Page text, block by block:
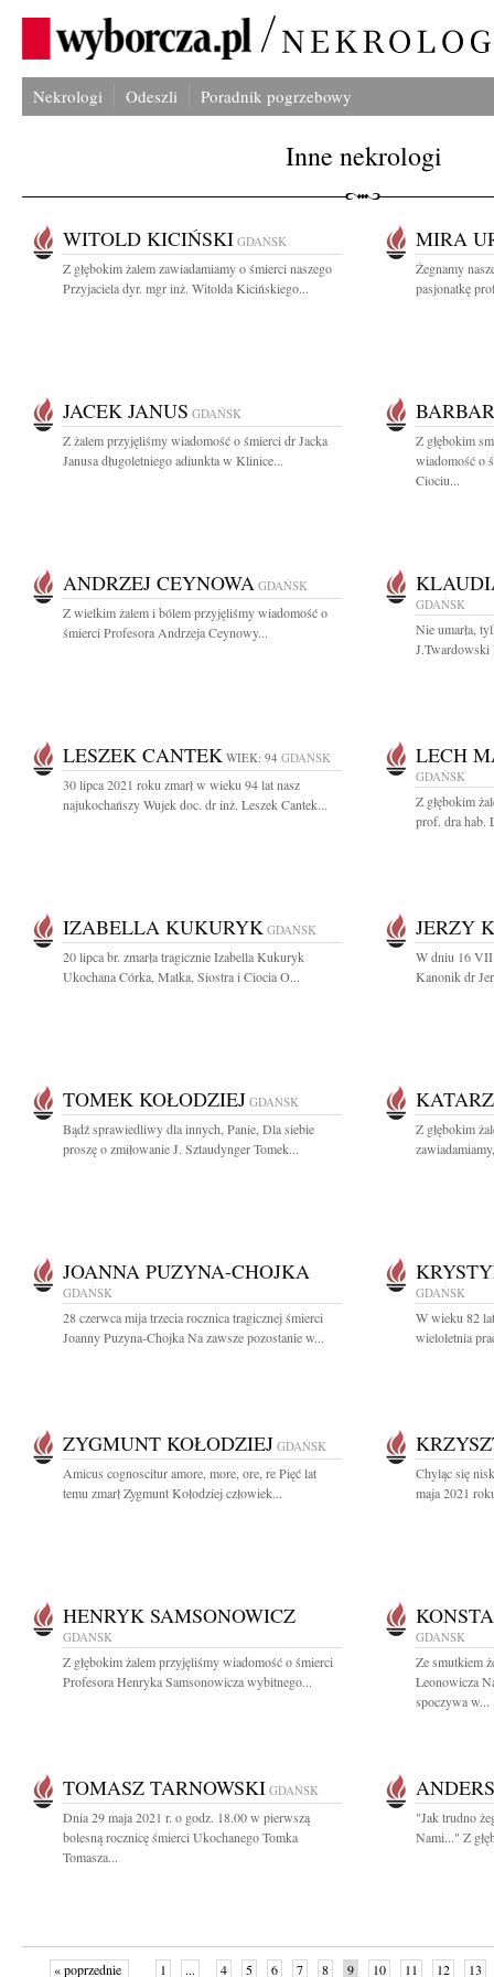
Nekrologi Odeszli Poradnik pogrzebowy
Inne nekrologi
WITOLD KICIŃSKI GDAŃSK
Z głębokim żalem zawiadamiamy o śmierci naszego
Przyjaciela dyr. mgr inż. Witolda Kicińskiego...
MIRA
Żegnamy
pasjonatkę
JACEK JANUS GDAŃSK
Z żalem przyjęliśmy wiadomość o śmierci dr Jacka
Janusa długoletniego adiunkta w Klinice...
Z głębokim
wiadomość o
Ciociu...
ANDRZEJ CEYNOWA GDAŃSK
Z wielkim żalem i bólem przyjęliśmy wiadomość o
śmierci Profesora Andrzeja Ceynowy...
GDAŃSK
Nie umarła,
J.Twardowski
LESZEK CANTEK WIEK: 94 GDAŃSK
30 lipca 2021 roku zmarł w wieku 94 lat nasz
najukochańszy Wujek doc. dr inż. Leszek Cantek...
LECH
GDAŃSK
Z głębokim
prof. dra hab.
IZABELLA KUKURYK GDAŃSK
20 lipca br. zmarła tragicznie Izabella Kukuryk
Ukochana Córka, Matka, Siostra i Ciocia O...
JERZY
W dniu 16 VII
Kanonik dr
TOMEK KOŁODZIEJ GDAŃSK
Bądź sprawiedliwy dla innych, Panie, Dla siebie
proszę o zmiłowanie J. Sztaudynger Tomek...
Z głębokim
JOANNA PUZYNA-CHOJKA
GDAŃSK
28 czerwca mija trzecia rocznica tragicznej śmierci
Joanny Puzyna-Chojka Na zawsze pozostanie w...
GDAŃSK
W wieku 82
wieloletnia
ZYGMUNT KOŁODZIEJ GDAŃSK
Amicus cognoscitur amore, more, ore, re Pięć lat
temu zmarł Zygmunt Kołodziej człowiek...
Chyląc się
maja 2021
HENRYK SAMSONOWICZ
GDAŃSK
Z głębokim żalem przyjęliśmy wiadomość o śmierci
Profesora Henryka Samsonowicza wybitnego...
GDAŃSK
Ze smutkiem
Leonowicza
spoczywa w...
TOMASZ TARNOWSKI GDAŃSK
Dnia 29 maja 2021 r. o godz. 18.00 w pierwszą
bolesną rocznicę śmierci Ukochanego Tomka
Tomasza...
"Jak trudno
Nami..." Z
« poprzednie 1 ... 4 5 6 7 8 9 10 11 12 13